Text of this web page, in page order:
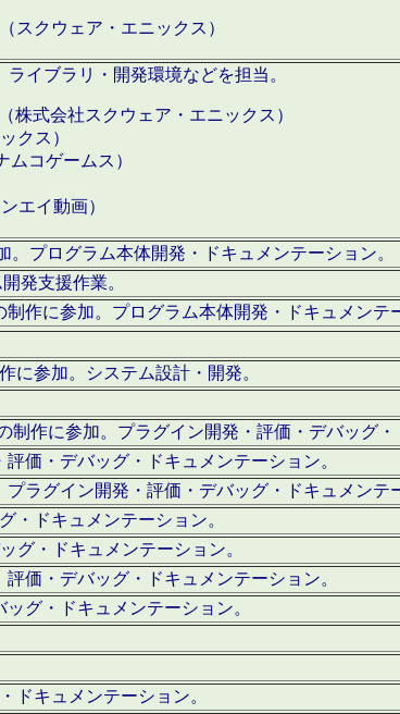
スクウェア・エニックス）
イブラリ・開発環境などを担当。
株式会社スクウェア・エニックス）
クス）
コゲームス）
エイ動画）
。プログラム本体開発・ドキュメンテーション。
発支援作業。
制作に参加。プログラム本体開発・ドキュメンテ
に参加。システム設計・開発。
制作に参加。プラグイン開発・評価・デバッグ
価・デバッグ・ドキュメンテーション。
ラグイン開発・評価・デバッグ・ドキュメンテ
・ドキュメンテーション。
グ・ドキュメンテーション。
価・デバッグ・ドキュメンテーション。
グ・ドキュメンテーション。
ドキュメンテーション。